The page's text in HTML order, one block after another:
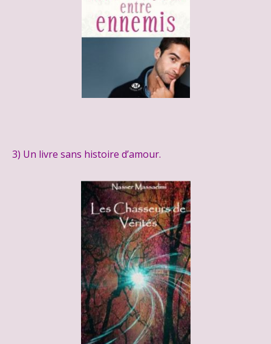
3) Un livre sans histoire d’amour.